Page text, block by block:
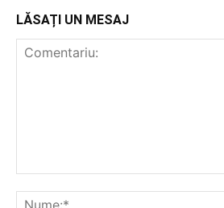
LĂSAȚI UN MESAJ